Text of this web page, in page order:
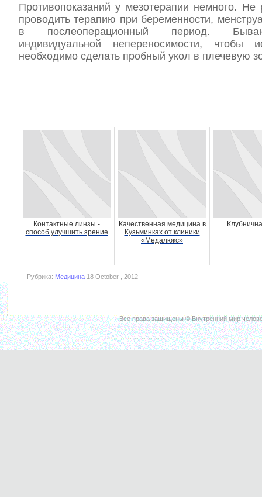
Противопоказаний у мезотерапии немного.
проводить терапию при беременности,
в послеоперационный период.
индивидуальной непереносимости, чтобы
необходимо сделать пробный укол в плечевую
Контактные линзы -
способ улучшить зрение
Качественная медицина в
Кузьминках от клиники
«Медалюкс»
Рубрика: Медицина 18 October , 2012
Все права защищены © Внутренний мир